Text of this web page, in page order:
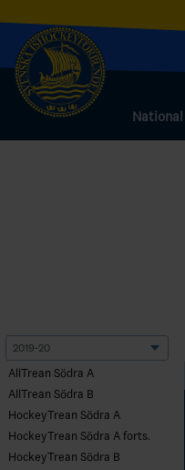
National
AllTrean Södra A
AllTrean Södra B
HockeyTrean Södra A
HockeyTrean Södra A forts.
HockeyTrean Södra B